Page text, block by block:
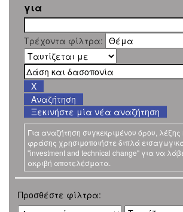
για
Τρέχοντα φίλτρα:
Ξεκινήστε μία νέα αναζήτηση
Για αναζήτηση συγκεκριμένου όρου, λέξης
φράσης χρησιμοποιήστε διπλά
"investment and technical change" για να
ακριβή αποτελέσματα.
Προσθέστε φίλτρα: